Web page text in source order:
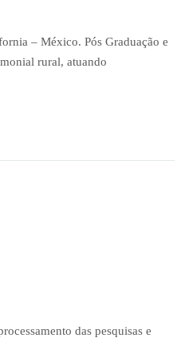
– México. Pós Graduação e
rural, atuando
das pesquisas e